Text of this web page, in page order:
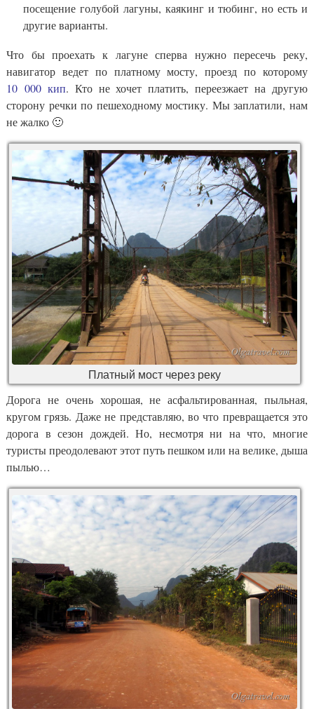
посещение голубой лагуны, каякинг и тюбинг, но есть и
другие варианты.
Что бы проехать к лагуне сперва нужно пересечь реку,
навигатор ведет по платному мосту, проезд по которому
10 000 кип. Кто не хочет платить, переезжает на другую
сторону речки по пешеходному мостику. Мы заплатили, нам
не жалко 🙂
Платный мост через реку
Дорога не очень хорошая, не асфальтированная, пыльная,
кругом грязь. Даже не представляю, во что превращается это
дорога в сезон дождей. Но, несмотря ни на что, многие
туристы преодолевают этот путь пешком или на велике, дыша
пылью…